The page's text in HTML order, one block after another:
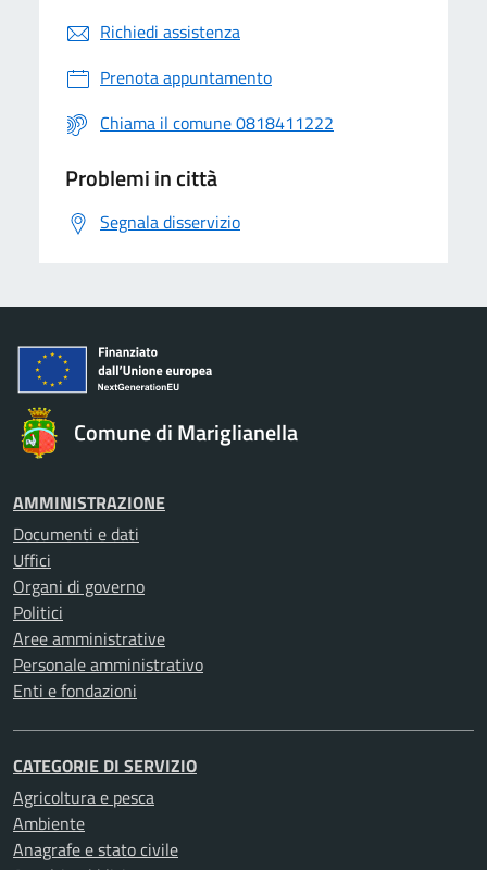
Richiedi assistenza
Prenota appuntamento
Chiama il comune 0818411222
Problemi in città
Segnala disservizio
Comune di Mariglianella
AMMINISTRAZIONE
Documenti e dati
Uffici
Organi di governo
Politici
Aree amministrative
Personale amministrativo
Enti e fondazioni
CATEGORIE DI SERVIZIO
Agricoltura e pesca
Ambiente
Anagrafe e stato civile